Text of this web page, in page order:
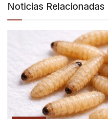
Noticias Relacionadas